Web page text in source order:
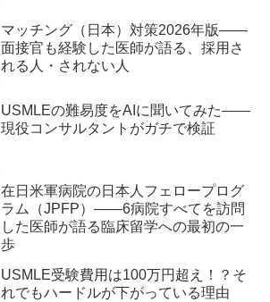
マッチング（日本）対策2026年版——
面接官も経験した医師が語る、採用さ
れる人・されない人
USMLEの難易度をAIに聞いてみた——
現役コンサルタントがガチで検証
在日米軍病院の日本人フェロープログ
ラム（JPFP）——6病院すべてを訪問
した医師が語る臨床留学への最初の一
歩
USMLE受験費用は100万円超え！？そ
れでもハードルが下がっている理由